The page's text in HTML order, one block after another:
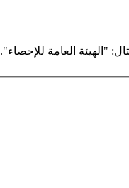
"الهيئة العامة للإحصاء".